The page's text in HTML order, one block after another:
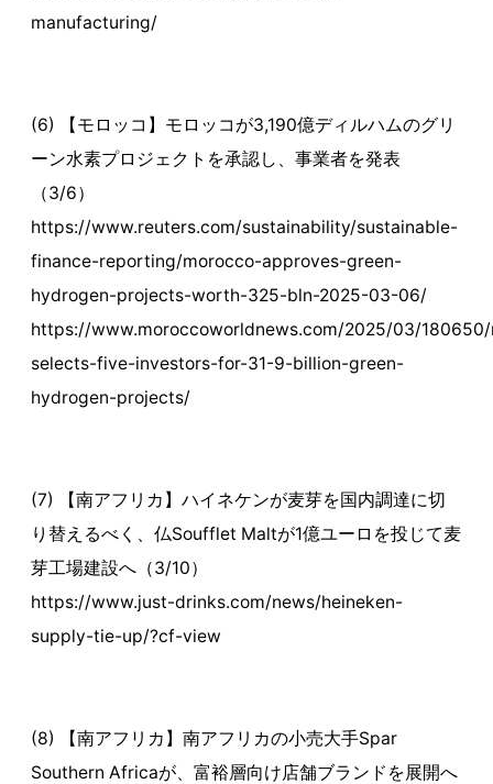
manufacturing/
(6) 【モロッコ】モロッコが3,190億ディルハムのグリ
ーン水素プロジェクトを承認し、事業者を発表
（3/6）
https://www.reuters.com/sustainability/sustainable-
finance-reporting/morocco-approves-green-
hydrogen-projects-worth-325-bln-2025-03-06/
https://www.moroccoworldnews.com/2025/03/
selects-five-investors-for-31-9-billion-green-
hydrogen-projects/
(7) 【南アフリカ】ハイネケンが麦芽を国内調達に切
り替えるべく、仏Soufflet Maltが1億ユーロを投じて麦
芽工場建設へ（3/10）
https://www.just-drinks.com/news/heineken-
supply-tie-up/?cf-view
(8) 【南アフリカ】南アフリカの小売大手Spar
Southern Africaが、富裕層向け店舗ブランドを展開へ